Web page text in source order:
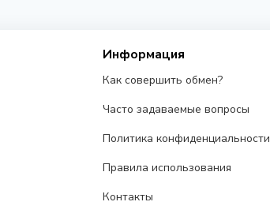
Информация
Как совершить обмен?
Часто задаваемые вопросы
Политика конфиденциальности
Правила использования
Контакты